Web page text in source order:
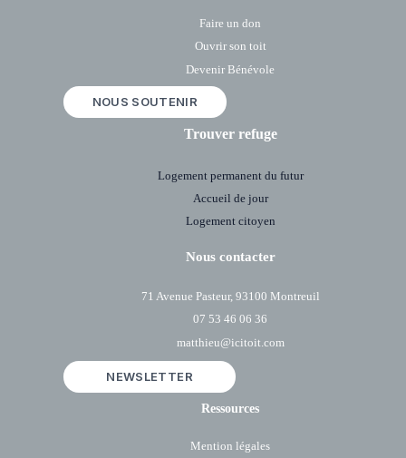
Faire un don
Ouvrir son toit
Devenir Bénévole
NOUS SOUTENIR
Trouver refuge
Logement permanent du futur
Accueil de jour
Logement citoyen
Nous contacter
71 Avenue Pasteur, 93100 Montreuil
07 53 46 06 36
matthieu@icitoit.com
NEWSLETTER
Ressources
Mention légales